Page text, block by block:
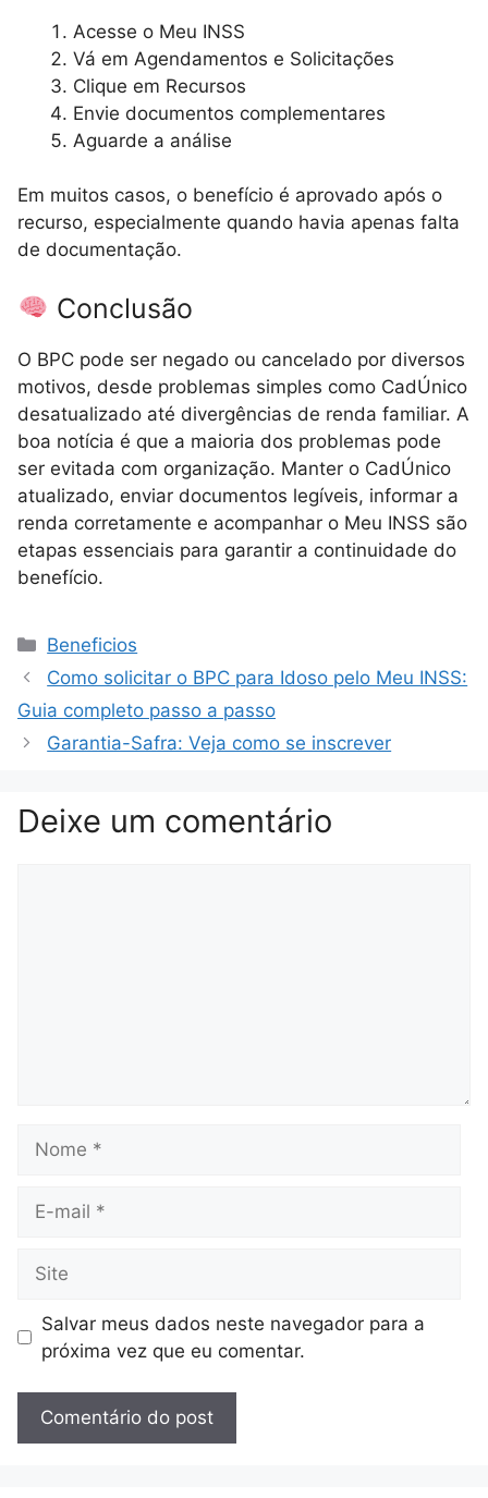
Acesse o Meu INSS
Vá em Agendamentos e Solicitações
Clique em Recursos
Envie documentos complementares
Aguarde a análise
Em muitos casos, o benefício é aprovado após o
recurso, especialmente quando havia apenas falta
de documentação.
Conclusão
O BPC pode ser negado ou cancelado por diversos
motivos, desde problemas simples como CadÚnico
desatualizado até divergências de renda familiar. A
boa notícia é que a maioria dos problemas pode
ser evitada com organização. Manter o CadÚnico
atualizado, enviar documentos legíveis, informar a
renda corretamente e acompanhar o Meu INSS são
etapas essenciais para garantir a continuidade do
benefício.
Categorias
Beneficios
Como solicitar o BPC para Idoso pelo Meu INSS:
Guia completo passo a passo
Garantia-Safra: Veja como se inscrever
Deixe um comentário
mail
Salvar meus dados neste navegador para a
próxima vez que eu comentar.